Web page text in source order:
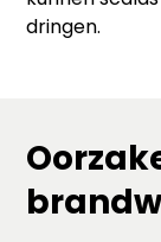
dringen.